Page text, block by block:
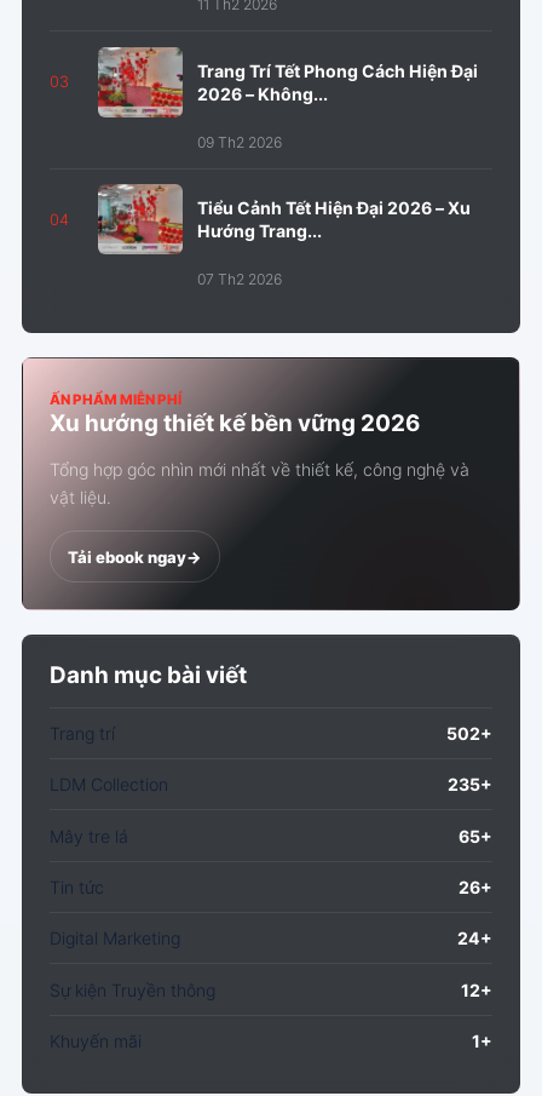
11 Th2 2026
03
Trang Trí Tết Phong Cách Hiện Đại
2026 – Không...
09 Th2 2026
04
Tiểu Cảnh Tết Hiện Đại 2026 – Xu
Hướng Trang...
07 Th2 2026
ẤN PHẨM MIỄN PHÍ
Xu hướng thiết kế bền vững 2026
Tổng hợp góc nhìn mới nhất về thiết kế, công nghệ và
vật liệu.
Tải ebook ngay->
Danh mục bài viết
Trang trí 502+
LDM Collection 235+
Mây tre lá 65+
Tin tức 26+
Digital Marketing 24+
Sự kiện Truyền thông 12+
Khuyến mãi 1+